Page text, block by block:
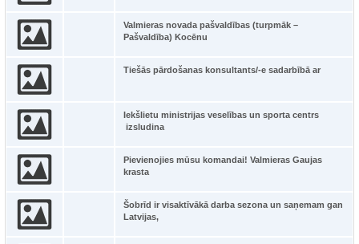
Valmieras novada pašvaldības (turpmāk –
Pašvaldība) Kocēnu
Tiešās pārdošanas konsultants/-e sadarbībā ar
Iekšlietu ministrijas veselības un sporta centrs
izsludina
Pievienojies mūsu komandai! Valmieras Gaujas
krasta
Šobrīd ir visaktīvākā darba sezona un saņemam gan
Latvijas,